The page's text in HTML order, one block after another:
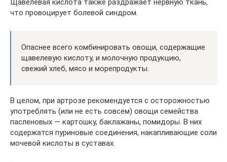
что провоцирует болевой синдром.
Опаснее всего комбинировать овощи, содержащие
щавелевую кислоту, и молочную продукцию,
свежий хлеб, мясо и морепродукты.
В целом, при артрозе рекомендуется с осторожностью
употреблять (или не есть совсем) овощи семейства
пасленовых — картошку, баклажаны, помидоры. В них
содержатся пуриновые соединения, накапливающие соли
мочевой кислоты в суставах.